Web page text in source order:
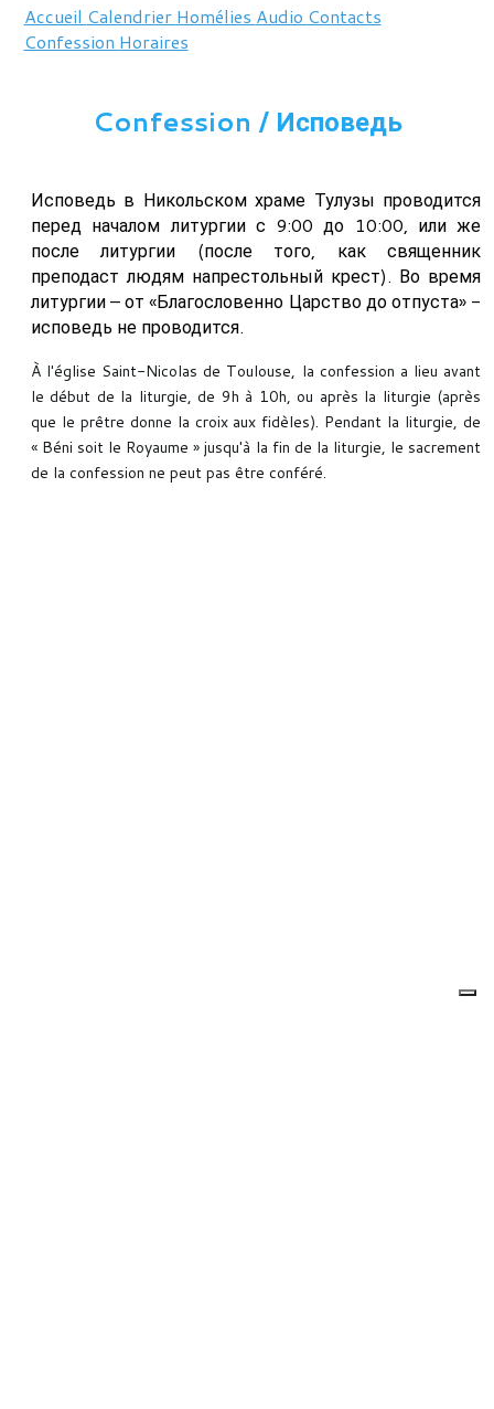
Accueil Calendrier Homélies Audio Contacts
Confession Horaires
Confession / Исповедь
Исповедь в Никольском храме Тулузы проводится
перед началом литургии с 9:00 до 10:00, или же
после литургии (после того, как священник
преподаст людям напрестольный крест). Во время
литургии – от «Благословенно Царство до отпуста» -
исповедь не проводится.
À l'église Saint-Nicolas de Toulouse, la confession a lieu avant
le début de la liturgie, de 9h à 10h, ou après la liturgie (après
que le prêtre donne la croix aux fidèles). Pendant la liturgie, de
« Béni soit le Royaume » jusqu'à la fin de la liturgie, le sacrement
de la confession ne peut pas être conféré.